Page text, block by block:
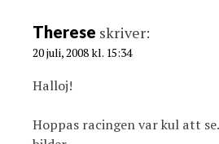
Therese skriver:
20 juli, 2008 kl. 15:34
Halloj!
Hoppas racingen var kul att